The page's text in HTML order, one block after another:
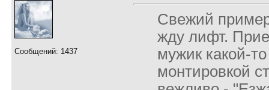
Сообщений: 1437
Свежий
жду лифт.
мужик какой-
монтировкой